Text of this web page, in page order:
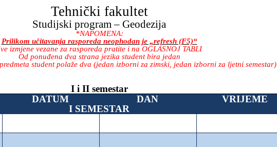
Tehnički fakultet
Studijski program – Geodezija
*NAPOMENA:
Prilikom učitavanja rasporeda neophodan je „refresh (F5)“
izmjene vezane za rasporeda pratite i na OGLASNOJ TABLI
Od ponuđena dva strana jezika student bira jedan
student polaže dva (jedan izborni za zimski, jedan izborni za ljetni semestar)
I i II semestar
DATUM DAN VRIJEME
I SEMESTAR